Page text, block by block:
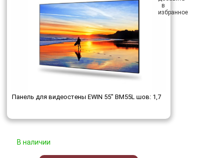
Панель для видеостены EWIN 55" BM55L шов: 1,7
В наличии